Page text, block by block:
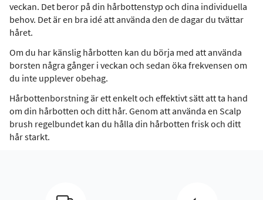
veckan. Det beror på din hårbottenstyp och dina individuella
behov. Det är en bra idé att använda den de dagar du tvättar
håret.
Om du har känslig hårbotten kan du börja med att använda
borsten några gånger i veckan och sedan öka frekvensen om
du inte upplever obehag.
Hårbottenborstning är ett enkelt och effektivt sätt att ta hand
om din hårbotten och ditt hår. Genom att använda en Scalp
brush regelbundet kan du hålla din hårbotten frisk och ditt
hår starkt.